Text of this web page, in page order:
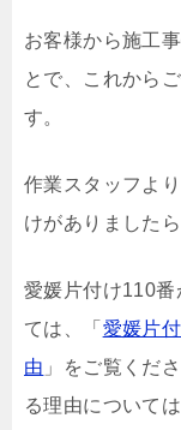
お客様から施工
とで、これから
す。
作業スタッフよ
けがありました
愛媛片付け110
ては、「 愛媛片
由 」をご覧くだ
る理由については